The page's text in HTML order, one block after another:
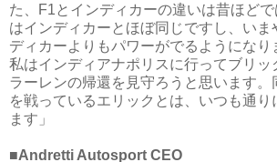
た、F1とインディカーの違いは昔ほど
はインディカーとほぼ同じですし、いま
ディカーよりもパワーがでるようになり
私はインディアナポリスに行ってブリッ
ラーレンの帰還を見守ろうと思います。
を戦っているエリックとは、いつも通り
ます」
■Andretti Autosport CEO